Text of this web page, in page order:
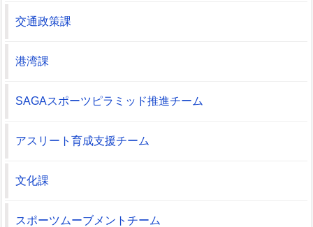
交通政策課
港湾課
SAGAスポーツピラミッド推進チーム
アスリート育成支援チーム
文化課
スポーツムーブメントチーム